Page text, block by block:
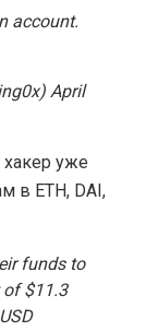
account.
April
хакер уже
в ETH, DAI,
funds to
$11.3